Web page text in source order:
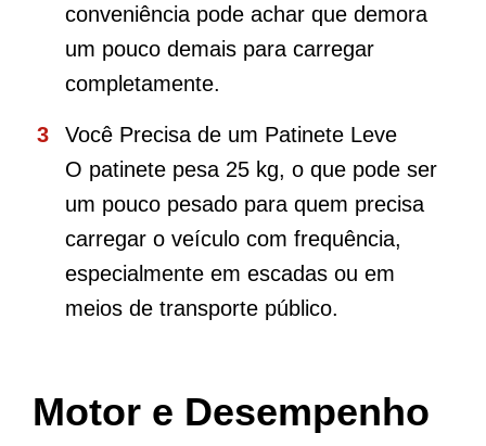
conveniência pode achar que demora
um pouco demais para carregar
completamente.
Você Precisa de um Patinete Leve
O patinete pesa 25 kg, o que pode ser
um pouco pesado para quem precisa
carregar o veículo com frequência,
especialmente em escadas ou em
meios de transporte público.
Motor e Desempenho